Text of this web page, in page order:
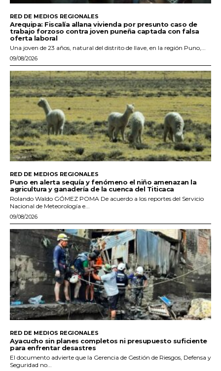
RED DE MEDIOS REGIONALES
Arequipa: Fiscalía allana vivienda por presunto caso de
trabajo forzoso contra joven puneña captada con falsa
oferta laboral
Una joven de 23 años, natural del distrito de Ilave, en la región Puno,...
09/08/2026
RED DE MEDIOS REGIONALES
Puno en alerta sequía y fenómeno el niño amenazan la
agricultura y ganadería de la cuenca del Titicaca
Rolando Waldo GÓMEZ POMA De acuerdo a los reportes del Servicio
Nacional de Meteorología e...
09/08/2026
RED DE MEDIOS REGIONALES
Ayacucho sin planes completos ni presupuesto suficiente
para enfrentar desastres
El documento advierte que la Gerencia de Gestión de Riesgos, Defensa y
Seguridad no...